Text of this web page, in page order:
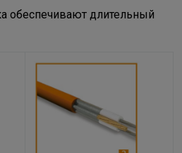
обеспечивают длительный